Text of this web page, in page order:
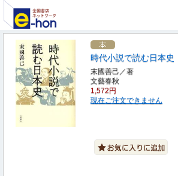
時代小説で読む日本史
末國善己／著
文藝春秋
1,572円
現在ご注文できません